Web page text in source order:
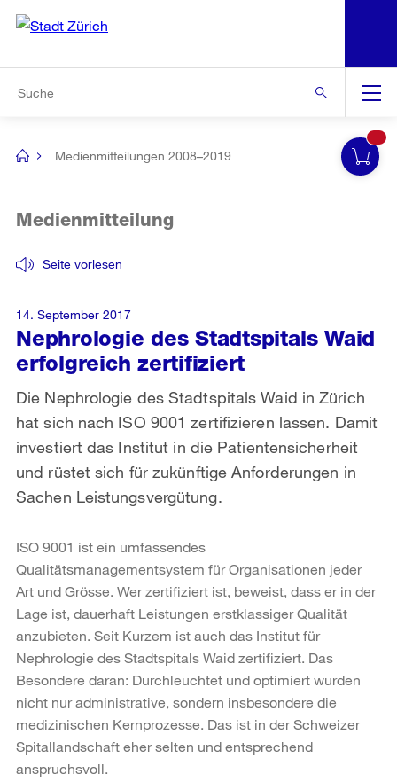
Navigation
[no
Medienmitteilungen 2008–2019
Nephrologie des Stadtspitals Waid
erfolgreich zertifiziert
Seite vorlesen
Medienmitteilung
Die Nephrologie des Stadtspitals Waid in Zürich
hat sich nach ISO 9001 zertifizieren lassen. Damit
investiert das Institut in die Patientensicherheit
und rüstet sich für zukünftige Anforderungen in
Sachen Leistungsvergütung.
14. September 2017
ISO 9001 ist ein umfassendes
Qualitätsmanagementsystem für Organisationen jeder
Art und Grösse. Wer zertifiziert ist, beweist, dass er in der
Lage ist, dauerhaft Leistungen erstklassiger Qualität
anzubieten. Seit Kurzem ist auch das Institut für
Nephrologie des Stadtspitals Waid zertifiziert. Das
Besondere daran: Durchleuchtet und optimiert wurden
nicht nur administrative, sondern insbesondere die
medizinischen Kernprozesse. Das ist in der Schweizer
Spitallandschaft eher selten und entsprechend
anspruchsvoll.